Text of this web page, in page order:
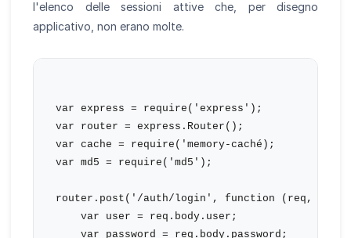
l'elenco delle sessioni attive che, per disegno
applicativo, non erano molte.
var express = require('express');
var router = express.Router();
var cache = require('memory-caché);
var md5 = require('md5');
router.post('/auth/login', function (req, res)
    var user = req.body.user;
    var password = req.body.password;